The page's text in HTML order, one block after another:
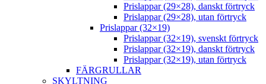
Prislappar (29×28), danskt förtryck
Prislappar (29×28), utan förtryck
Prislappar (32×19)
Prislappar (32×19), svenskt förtryck
Prislappar (32×19), danskt förtryck
Prislappar (32×19), utan förtryck
FÄRGRULLAR
SKYLTNING